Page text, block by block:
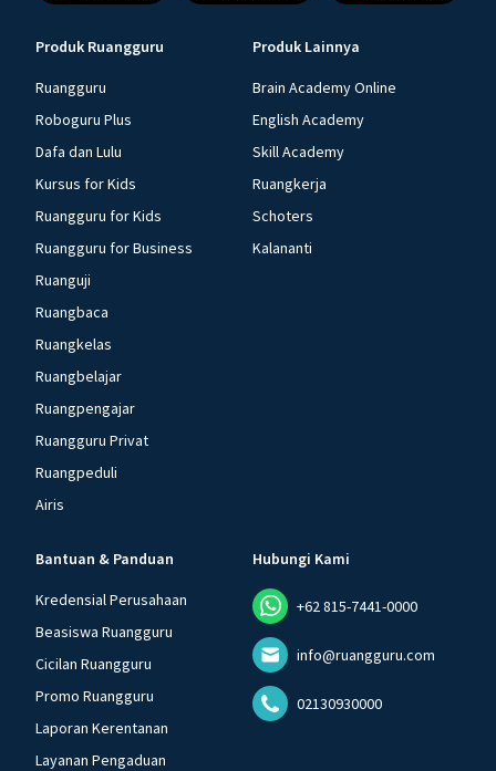
Produk Ruangguru
Ruangguru
Roboguru Plus
Dafa dan Lulu
Kursus for Kids
Ruangguru for Kids
Ruangguru for Business
Ruanguji
Ruangbaca
Ruangkelas
Ruangbelajar
Ruangpengajar
Ruangguru Privat
Ruangpeduli
Airis
Produk Lainnya
Brain Academy Online
English Academy
Skill Academy
Ruangkerja
Schoters
Kalananti
Bantuan & Panduan
Kredensial Perusahaan
Beasiswa Ruangguru
Cicilan Ruangguru
Promo Ruangguru
Laporan Kerentanan
Layanan Pengaduan
Hubungi Kami
+62 815-7441-0000
info@ruangguru.com
02130930000